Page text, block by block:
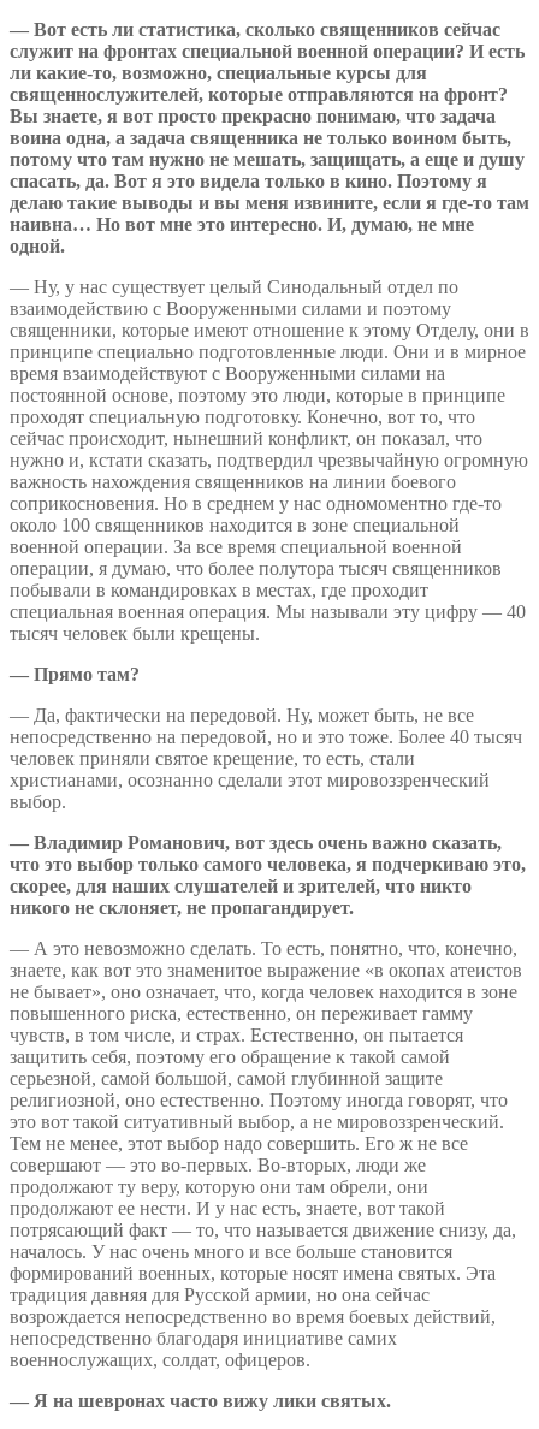
— Вот есть ли статистика, сколько священников сейчас
служит на фронтах специальной военной операции? И есть
ли какие-то, возможно, специальные курсы для
священнослужителей, которые отправляются на фронт?
Вы знаете, я вот просто прекрасно понимаю, что задача
воина одна, а задача священника не только воином быть,
потому что там нужно не мешать, защищать, а еще и душу
спасать, да. Вот я это видела только в кино. Поэтому я
делаю такие выводы и вы меня извините, если я где-то там
наивна… Но вот мне это интересно. И, думаю, не мне
одной.
— Ну, у нас существует целый Синодальный отдел по
взаимодействию с Вооруженными силами и поэтому
священники, которые имеют отношение к этому Отделу, они в
принципе специально подготовленные люди. Они и в мирное
время взаимодействуют с Вооруженными силами на
постоянной основе, поэтому это люди, которые в принципе
проходят специальную подготовку. Конечно, вот то, что
сейчас происходит, нынешний конфликт, он показал, что
нужно и, кстати сказать, подтвердил чрезвычайную огромную
важность нахождения священников на линии боевого
соприкосновения. Но в среднем у нас одномоментно где-то
около 100 священников находится в зоне специальной
военной операции. За все время специальной военной
операции, я думаю, что более полутора тысяч священников
побывали в командировках в местах, где проходит
специальная военная операция. Мы называли эту цифру — 40
тысяч человек были крещены.
— Прямо там?
— Да, фактически на передовой. Ну, может быть, не все
непосредственно на передовой, но и это тоже. Более 40 тысяч
человек приняли святое крещение, то есть, стали
христианами, осознанно сделали этот мировоззренческий
выбор.
— Владимир Романович, вот здесь очень важно сказать,
что это выбор только самого человека, я подчеркиваю это,
скорее, для наших слушателей и зрителей, что никто
никого не склоняет, не пропагандирует.
— А это невозможно сделать. То есть, понятно, что, конечно,
знаете, как вот это знаменитое выражение «в окопах атеистов
не бывает», оно означает, что, когда человек находится в зоне
повышенного риска, естественно, он переживает гамму
чувств, в том числе, и страх. Естественно, он пытается
защитить себя, поэтому его обращение к такой самой
серьезной, самой большой, самой глубинной защите
религиозной, оно естественно. Поэтому иногда говорят, что
это вот такой ситуативный выбор, а не мировоззренческий.
Тем не менее, этот выбор надо совершить. Его ж не все
совершают — это во-первых. Во-вторых, люди же
продолжают ту веру, которую они там обрели, они
продолжают ее нести. И у нас есть, знаете, вот такой
потрясающий факт — то, что называется движение снизу, да,
началось. У нас очень много и все больше становится
формирований военных, которые носят имена святых. Эта
традиция давняя для Русской армии, но она сейчас
возрождается непосредственно во время боевых действий,
непосредственно благодаря инициативе самих
военнослужащих, солдат, офицеров.
— Я на шевронах часто вижу лики святых.